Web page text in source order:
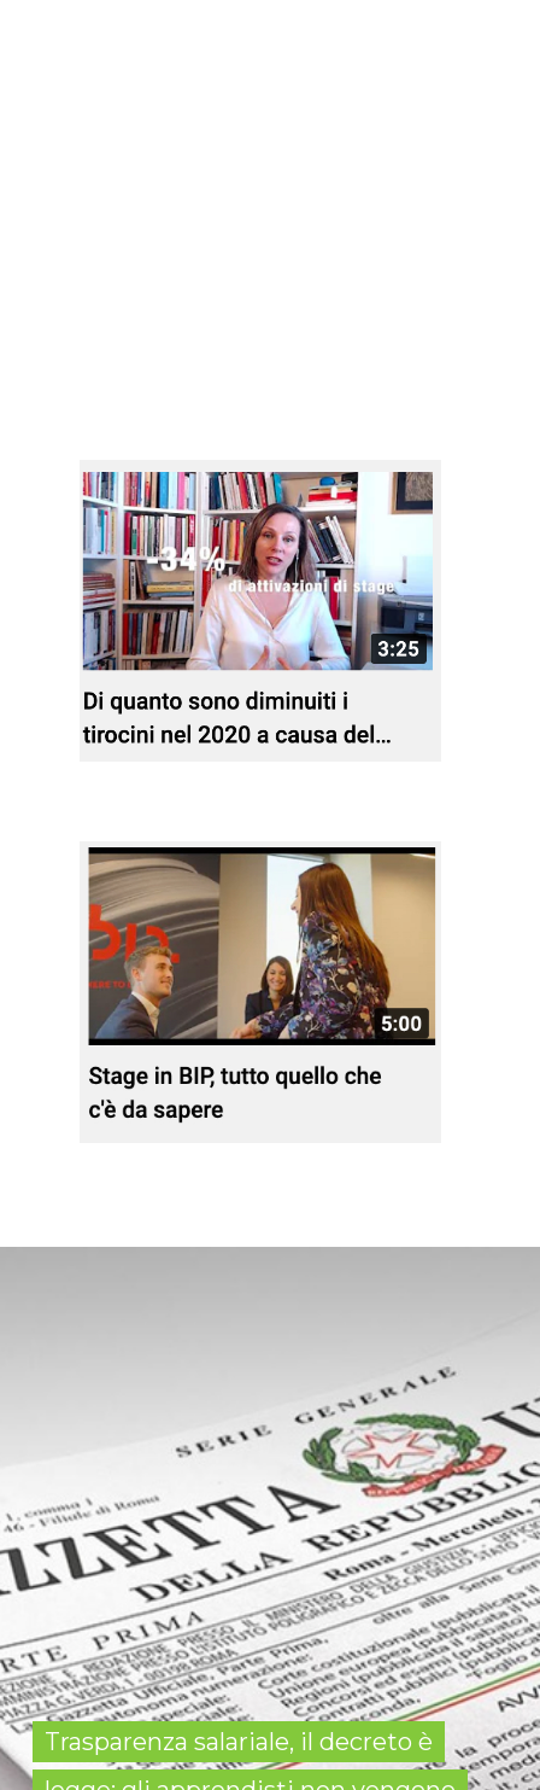
Trasparenza salariale, il decreto è